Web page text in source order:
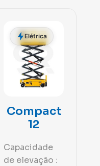
Elétrica
Compact
12
Capacidade
de elevação :